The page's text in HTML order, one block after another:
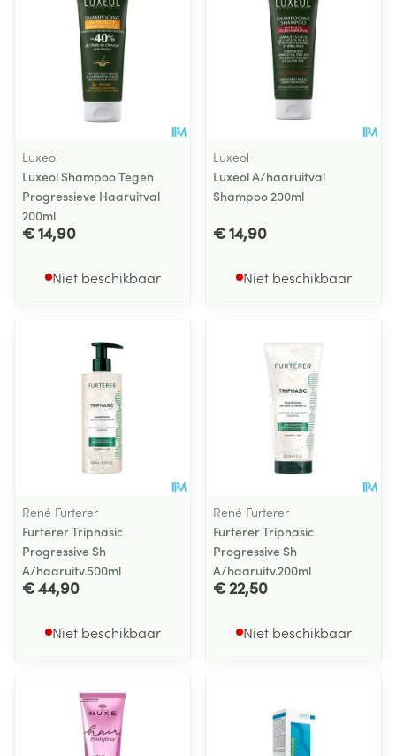
Luxeol
Luxeol Shampoo Tegen
Progressieve Haaruitval
200ml
€ 14,90
Niet beschikbaar
Luxeol
Luxeol A/haaruitval
Shampoo 200ml
€ 14,90
Niet beschikbaar
René Furterer
Furterer Triphasic
Progressive Sh
A/haaruitv.500ml
€ 44,90
Niet beschikbaar
René Furterer
Furterer Triphasic
Progressive Sh
A/haaruitv.200ml
€ 22,50
Niet beschikbaar